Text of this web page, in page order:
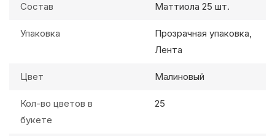
Состав Маттиола 25 шт.
Упаковка
Прозрачная упаковка,
Лента
Цвет Малиновый
Кол-во цветов в
букете
25